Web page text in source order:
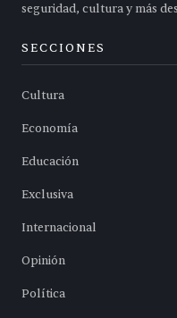
seguridad, cultura y más
SECCIONES
Cultura
Economía
Educación
Exclusiva
Internacional
Opinión
Política